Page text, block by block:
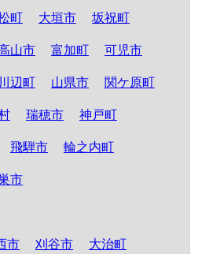
町 大垣市 坂祝町
山市 富加町 可児市
川辺町 山県市 関ケ原町
瑞穂市 神戸町
飛騨市 輪之内町
市
市 刈谷市 大治町